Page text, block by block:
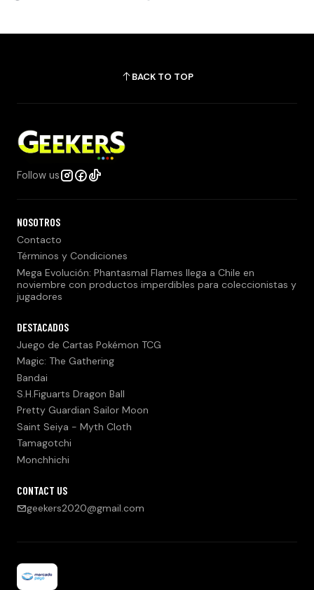
BACK TO TOP
Follow us
NOSOTROS
Contacto
Términos y Condiciones
Mega Evolución: Phantasmal Flames llega a Chile en
noviembre con productos imperdibles para coleccionistas y
jugadores
DESTACADOS
Juego de Cartas Pokémon TCG
Magic: The Gathering
Bandai
S.H.Figuarts Dragon Ball
Pretty Guardian Sailor Moon
Saint Seiya - Myth Cloth
Tamagotchi
Monchhichi
CONTACT US
geekers2020@gmail.com